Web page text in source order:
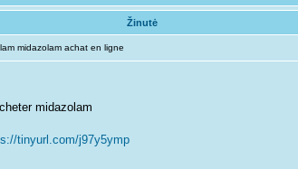
Žinutė
midazolam achat en ligne
midazolam
tinyurl.com/j97y5ymp